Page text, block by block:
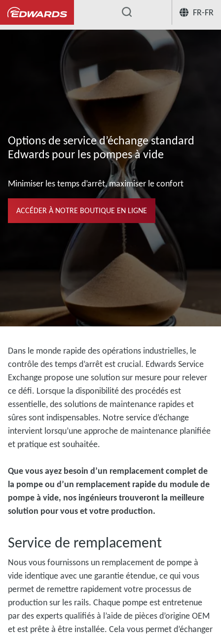
FR-FR
... Nos services de pompes à vide
Options de service d’échange standard
Edwards pour les pompes à vide
Minimiser les temps d’arrêt, maximiser le confort
ACCÉDER À NOTRE BOUTIQUE EN LIGNE
Dans le monde rapide des opérations industrielles, le
contrôle des temps d’arrêt est crucial. Edwards Service
Exchange propose une solution sur mesure pour relever
ce défi. Lorsque la disponibilité des procédés est
essentielle, des solutions de maintenance rapides et
sûres sont indispensables. Notre service d’échange
intervient lorsqu’une approche de maintenance planifiée
et pratique est souhaitée.
Que vous ayez besoin d’un remplacement complet de
la pompe ou d’un remplacement rapide du module de
pompe à vide, nos ingénieurs trouveront la meilleure
solution pour vous et votre production.
Service de remplacement
Nous vous fournissons un remplacement de pompe à
vide identique avec une garantie étendue, ce qui vous
permet de remettre rapidement votre processus de
production sur les rails. Chaque pompe est entretenue
par des experts qualifiés à l’aide de pièces d’origine OEM
et est prête à être installée. Cela vous permet d’échanger